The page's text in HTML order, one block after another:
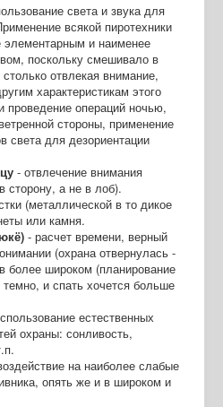
света и звука для
всякой пиротехники
элементарным и наименее
поскольку смешивало в
отвлекая внимание,
характеристикам этого
проведение операций ночью,
стороны, применение
света для дезориентации
- отвлечение внимания
сторону, а не в лоб).
(металлической в то дикое
или камня.
- расчет времени, верный
(охрана отвернулась -
более широком (планирование
и спать хочется больше
естественных
охраны: сонливость,
на наиболее слабые
опять же и в широком и